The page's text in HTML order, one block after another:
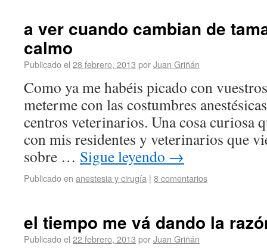
a ver cuando cambian de
calmo
Publicado el 28 febrero, 2013 porJuan Griñán
Como ya me habéis picado con
meterme con las costumbres
centros veterinarios. Una cosa curiosa
con mis residentes y veterinarios que
sobre … Sigue leyendo →
Publicado en anestesia y cirugía | 8 comentarios
el tiempo me vá dando la
Publicado el 22 febrero, 2013 porJuan Griñán